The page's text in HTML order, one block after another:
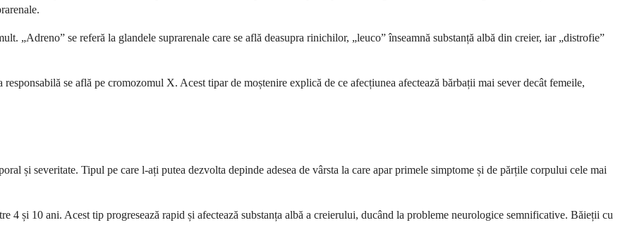
„Adreno” se referă la glandele suprarenale care se află deasupra rinichilor, „leuco” înseamnă substanță albă din creier, iar „distrofie”
se află pe cromozomul X. Acest tipar de moștenire explică de ce afecțiunea afectează bărbații mai sever decât femeile,
și severitate. Tipul pe care l-ați putea dezvolta depinde adesea de vârsta la care apar primele simptome și de părțile corpului cele mai
4 și 10 ani. Acest tip progresează rapid și afectează substanța albă a creierului, ducând la probleme neurologice semnificative. Băieții cu